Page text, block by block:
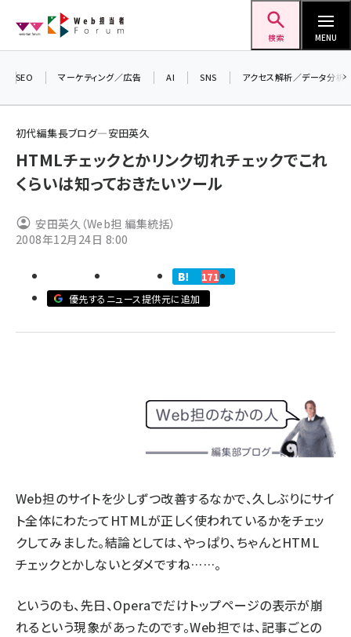
ン
検索 MENU
seo (3541)
youtube (2449)
セミナー (2318)
SEO マーケティング／広告 AI SNS アクセス解析／データ分析
初代編集長ブログ―安田英久
HTMLチェックとかリンク切れチェックでこれ
くらいは知っておきたいツール
安田英久（Web担 編集統括）
2008年12月24日 8:00
171
優先するニュース提供元に追加
Web担のサイトを少しずつ改善するなかで、久しぶりにサイ
ト全体にわたってHTMLが正しく使われているかをチェッ
クしてみました。結論としては、やっぱり、ちゃんとHTML
チェックとかしないとダメですね……。
というのも、先日、Operaでだけトップページの表示が崩
れるという現象があったのです。Web担では、記事ごとの